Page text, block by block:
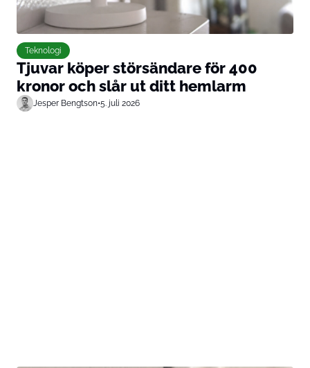
Teknologi
Tjuvar köper störsändare för 400
kronor och slår ut ditt hemlarm
Jesper Bengtson•5. juli 2026